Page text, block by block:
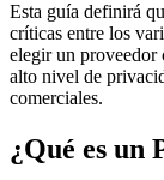
Esta guía definirá
críticas entre los
elegir un proveedor
alto nivel de
comerciales.
¿Qué es un